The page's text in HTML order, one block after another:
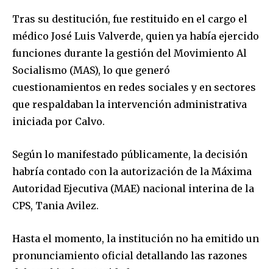
Join our community of
Tras su destitución, fue restituido en el cargo el
médico José Luis Valverde, quien ya había ejercido
funciones durante la gestión del Movimiento Al
Socialismo (MAS), lo que generó
cuestionamientos en redes sociales y en sectores
que respaldaban la intervención administrativa
iniciada por Calvo.
Según lo manifestado públicamente, la decisión
habría contado con la autorización de la Máxima
Autoridad Ejecutiva (MAE) nacional interina de la
CPS, Tania Avilez.
Hasta el momento, la institución no ha emitido un
pronunciamiento oficial detallando las razones